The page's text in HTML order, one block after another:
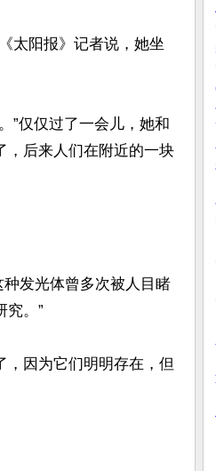
太阳报》记者说，她坐
”仅仅过了一会儿，她和
，后来人们在附近的一块
发光体曾多次被人目睹
究。”
，因为它们明明存在，但